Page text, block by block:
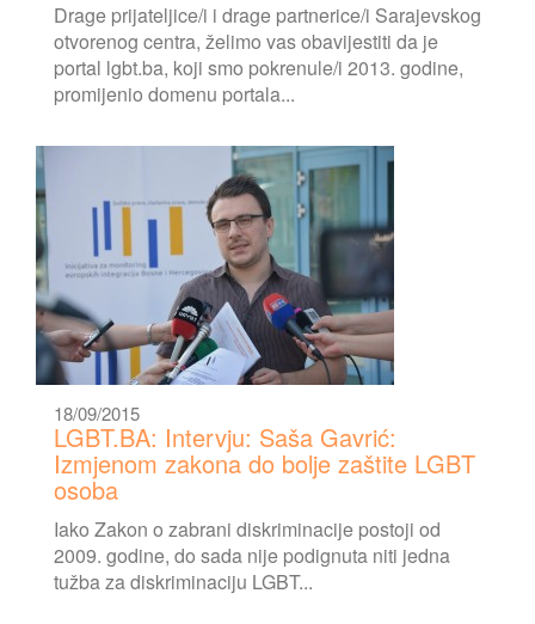
Drage prijateljice/i i drage partnerice/i Sarajevskog
otvorenog centra, želimo vas obavijestiti da je
portal lgbt.ba, koji smo pokrenule/i 2013. godine,
promijenio domenu portala...
18/09/2015
LGBT.BA: Intervju: Saša Gavrić:
Izmjenom zakona do bolje zaštite LGBT
osoba
Iako Zakon o zabrani diskriminacije postoji od
2009. godine, do sada nije podignuta niti jedna
tužba za diskriminaciju LGBT...